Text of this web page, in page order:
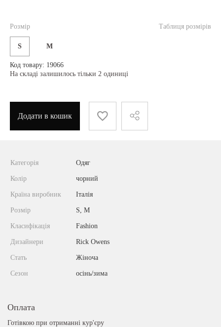
Таблиця розмірів
Розмір
S M
Код товару: 19066
На складі залишилось тільки 2 одиниці
Додати в кошик
Категорія Одяг
Колір чорний
Країна виробник Італія
Розмір S, M
Класифікація Fashion
Дизайнери Rick Owens
Стать Жіноча
Сезон осінь/зима
Оплата
Готівкою при отриманні кур'єру